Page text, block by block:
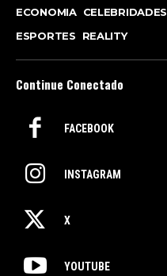
ECONOMIA CELEBRIDADES
ESPORTES
REALITY
Continue Conectado
FACEBOOK
INSTAGRAM
X
YOUTUBE